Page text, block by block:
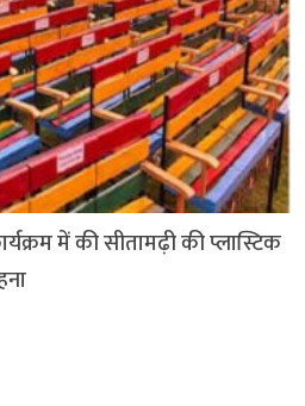
में की सीतामढ़ी की प्लास्टिक